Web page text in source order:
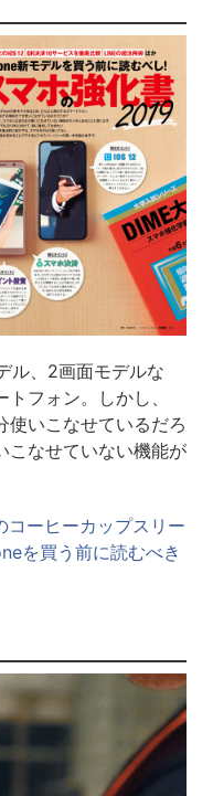
ル、2画面モデルな
フォン。しかし、
使いこなせているだろ
こなせていない機能が
ーヒーカップスリー
を買う前に読むべき